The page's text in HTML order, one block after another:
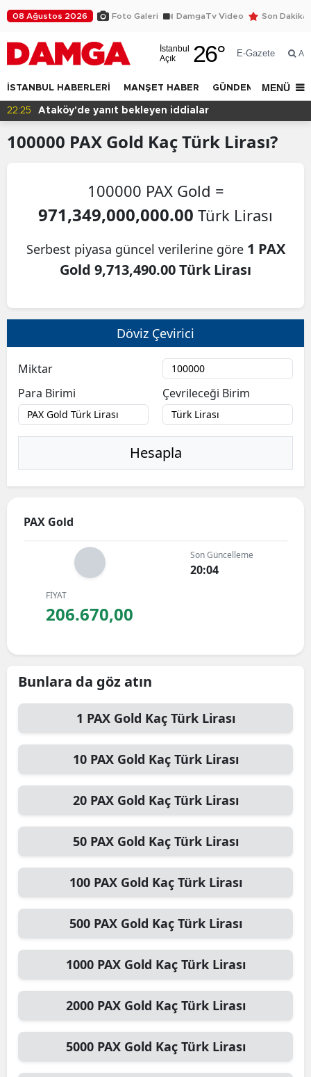
08 Ağustos 2026 Foto Galeri DamgaTv Video Son Dakika
İstanbul
Açık
26° E-Gazete Ara
İSTANBUL HABERLERİ MANŞET HABER GÜNDEM DÜNYA
MENÜ
22:25 Ataköy'de yanıt bekleyen iddialar
100000 PAX Gold Kaç Türk Lirası?
100000 PAX Gold =
971,349,000,000.00 Türk Lirası
Serbest piyasa güncel verilerine göre 1 PAX
Gold 9,713,490.00 Türk Lirası
Döviz Çevirici
Miktar
Para Birimi
Çevrileceği Birim
Hesapla
PAX Gold
Son Güncelleme
20:04
FİYAT
206.670,00
Bunlara da göz atın
1 PAX Gold Kaç Türk Lirası
10 PAX Gold Kaç Türk Lirası
20 PAX Gold Kaç Türk Lirası
50 PAX Gold Kaç Türk Lirası
100 PAX Gold Kaç Türk Lirası
500 PAX Gold Kaç Türk Lirası
1000 PAX Gold Kaç Türk Lirası
2000 PAX Gold Kaç Türk Lirası
5000 PAX Gold Kaç Türk Lirası